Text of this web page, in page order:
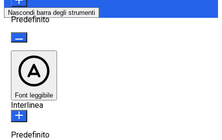
Nascondi barra degli strumenti
Predefinito
Font leggibile
Interlinea
Predefinito